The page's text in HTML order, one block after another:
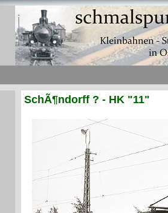
SchÃ¶ndorff ? - HK "11"